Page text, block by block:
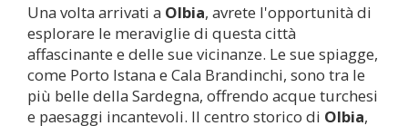
Una volta arrivati a Olbia, avrete l'opportunità di
esplorare le meraviglie di questa città
affascinante e delle sue vicinanze. Le sue spiagge,
come Porto Istana e Cala Brandinchi, sono tra le
più belle della Sardegna, offrendo acque turchesi
e paesaggi incantevoli. Il centro storico di Olbia,